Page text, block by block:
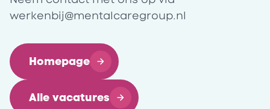
werkenbij@mentalcaregroup.nl
Homepage
Alle vacatures